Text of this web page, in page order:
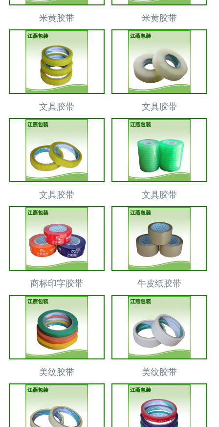
米黄胶带 米黄胶带
文具胶带 文具胶带
文具胶带 文具胶带
商标印字胶带 牛皮纸胶带
美纹胶带 美纹胶带